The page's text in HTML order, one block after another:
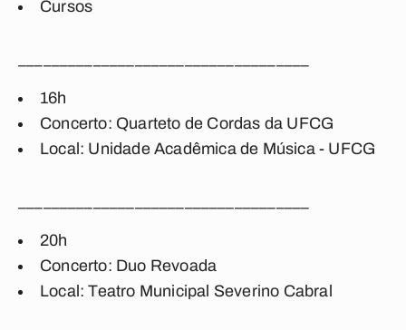
Cursos
16h
Concerto: Quarteto de Cordas da UFCG
Local: Unidade Acadêmica de Música - UFCG
20h
Concerto: Duo Revoada
Local: Teatro Municipal Severino Cabral